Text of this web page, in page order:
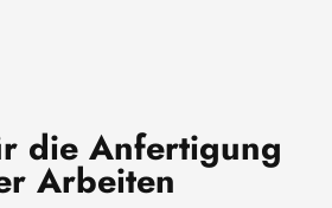
die Anfertigung
Arbeiten